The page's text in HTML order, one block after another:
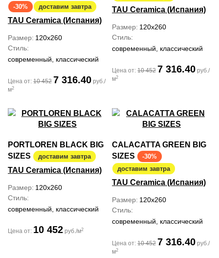
-30%
доставим завтра
TAU Ceramica (Испания)
Размер 120x260
Стиль
современный, классический
Цена от: 10 452 7 316.40 руб./
м2
TAU Ceramica (Испания)
Размер 120x260
Стиль
современный, классический
Цена от: 10 452 7 316.40 руб./
м2
PORTLOREN BLACK BIG
SIZES
доставим завтра
TAU Ceramica (Испания)
Размер 120x260
Стиль
современный, классический
Цена от: 10 452 руб./м2
CALACATTA GREEN BIG
SIZES
-30%
доставим завтра
TAU Ceramica (Испания)
Размер 120x260
Стиль
современный, классический
Цена от: 10 452 7 316.40 руб./
м2